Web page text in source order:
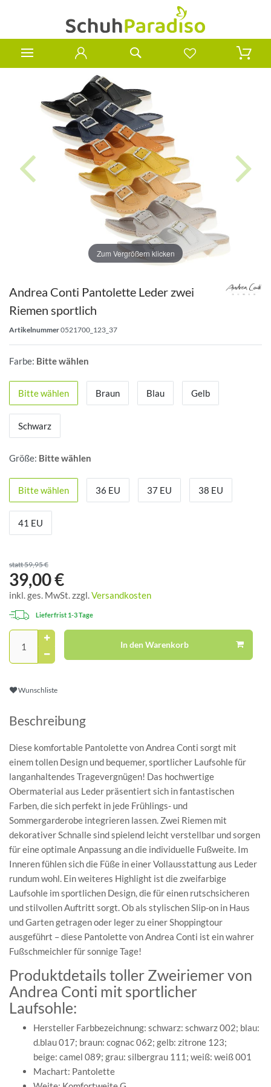
Zum Vergrößern klicken
Andrea Conti Pantolette Leder zwei
Riemen sportlich
Artikelnummer0521700_123_37
Farbe: Bitte wählen
Bitte wählen Braun Blau Gelb
Schwarz
Größe: Bitte wählen
Bitte wählen 36 EU 37 EU 38 EU
41 EU
statt 59,95 €
39,00 €
inkl. ges. MwSt. zzgl.Versandkosten
Lieferfrist 1-3 Tage
In den Warenkorb
Wunschliste
Beschreibung
Diese komfortable Pantolette von Andrea Conti sorgt mit
einem tollen Design und bequemer, sportlicher Laufsohle für
langanhaltendes Tragevergnügen! Das hochwertige
Obermaterial aus Leder präsentiert sich in fantastischen
Farben, die sich perfekt in jede Frühlings- und
Sommergarderobe integrieren lassen. Zwei Riemen mit
dekorativer Schnalle sind spielend leicht verstellbar und sorgen
für eine optimale Anpassung an die individuelle Fußweite. Im
Inneren fühlen sich die Füße in einer Vollausstattung aus Leder
rundum wohl. Ein weiteres Highlight ist die zweifarbige
Laufsohle im sportlichen Design, die für einen rutschsicheren
und stilvollen Auftritt sorgt. Ob als stylischen Slip-on in Haus
und Garten getragen oder leger zu einer Shoppingtour
ausgeführt – diese Pantolette von Andrea Conti ist ein wahrer
Fußschmeichler für sonnige Tage!
Produktdetails toller Zweiriemer von
Andrea Conti mit sportlicher
Laufsohle:
Hersteller Farbbezeichnung: schwarz: schwarz 002; blau:
d.blau 017; braun: cognac 062; gelb: zitrone 123;
beige: camel 089; grau: silbergrau 111; weiß: weiß 001
Machart: Pantolette